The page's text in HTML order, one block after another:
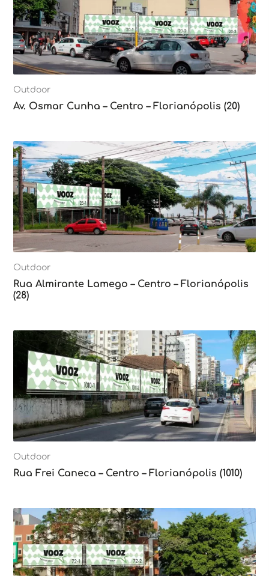
Outdoor
Av. Osmar Cunha – Centro – Florianópolis (20)
Outdoor
Rua Almirante Lamego – Centro – Florianópolis
(28)
Outdoor
Rua Frei Caneca – Centro – Florianópolis (1010)